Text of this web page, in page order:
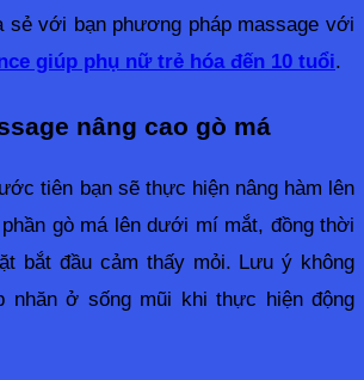
giúp phụ nữ trẻ hóa đến 10 tuổi.
nâng cao gò má
tiên bạn sẽ thực hiện nâng hàm lên
gò má lên dưới mí mắt, đồng thời
bắt đầu cảm thấy mỏi. Lưu ý không
nhăn ở sống mũi khi thực hiện động